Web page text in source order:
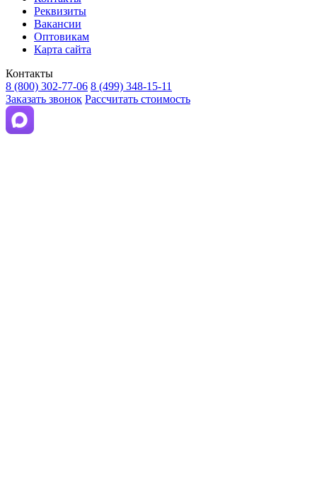
Реквизиты
Вакансии
Оптовикам
Карта сайта
Контакты
8 (800) 302-77-06 8 (499) 348-15-11
Заказать звонок Рассчитать стоимость